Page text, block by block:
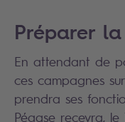
Préparer
En attendant de
ces campagnes
prendra ses
Pégase recevra, le